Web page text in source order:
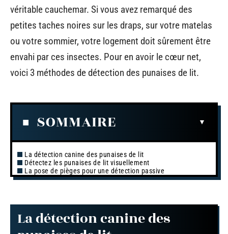
véritable cauchemar. Si vous avez remarqué des
petites taches noires sur les draps, sur votre matelas
ou votre sommier, votre logement doit sûrement être
envahi par ces insectes. Pour en avoir le cœur net,
voici 3 méthodes de détection des punaises de lit.
SOMMAIRE
La détection canine des punaises de lit
Détectez les punaises de lit visuellement
La pose de pièges pour une détection passive
La détection canine des